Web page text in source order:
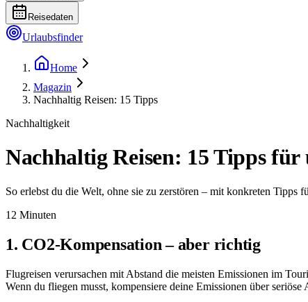
Reisedaten
Urlaubsfinder
Home
Magazin
Nachhaltig Reisen: 15 Tipps
Nachhaltigkeit
Nachhaltig Reisen: 15 Tipps
So erlebst du die Welt, ohne sie zu zerstören – mit konkreten Tipps
12 Minuten
1. CO2-Kompensation – aber richtig
Flugreisen verursachen mit Abstand die meisten Emissionen im
Wenn du fliegen musst, kompensiere deine Emissionen über seriöse